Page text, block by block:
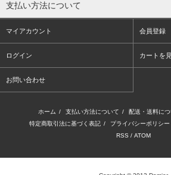
支払い方法について
マイアカウント 会員登録
ログイン カートを
お問い合わせ
ホーム / 支払い方法について / 配送・送料につ
特定商取引法に基づく表記 / プライバシーポリシー
RSS / ATOM